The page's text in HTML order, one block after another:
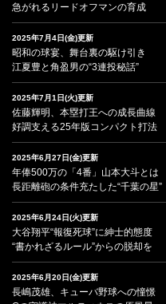
急がれるリードオフマンの育成
2025年7月4日(金)更新
昭和の球宴、舞台裏の駆け引き
江夏豊と角盈男の“3連投秘話”
2025年7月1日(火)更新
佐藤輝明、本塁打王への成長曲線
好調支える25年版コンパクト打法
2025年6月27日(金)更新
年俸500万の「4番」山本大斗とは
長距離砲の条件充たした“千葉の星”
2025年6月24日(火)更新
大谷翔平“報復死球”に紳士的態度
“書かれざるルール”からの脱却を
2025年6月20日(金)更新
長嶋茂雄、キューバ野球への憧憬